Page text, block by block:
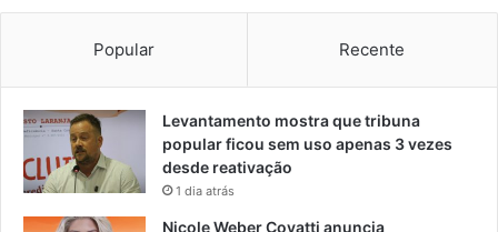
Popular Recente
Levantamento mostra que tribuna
popular ficou sem uso apenas 3 vezes
desde reativação
1 dia atrás
Nicole Weber Covatti anuncia